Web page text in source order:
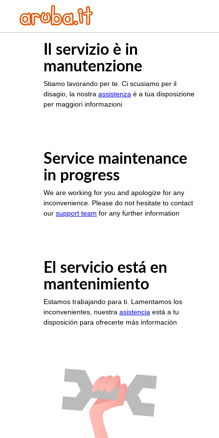
Il servizio è in
manutenzione
Stiamo lavorando per te. Ci scusiamo per il
disagio, la nostra assistenza è a tua disposizione
per maggiori informazioni
Service maintenance
in progress
We are working for you and apologize for any
inconvenience. Please do not hesitate to contact
our support team for any further information
El servicio está en
mantenimiento
Estamos trabajando para ti. Lamentamos los
inconvenientes, nuestra asistencia está a tu
disposición para ofrecerte más información